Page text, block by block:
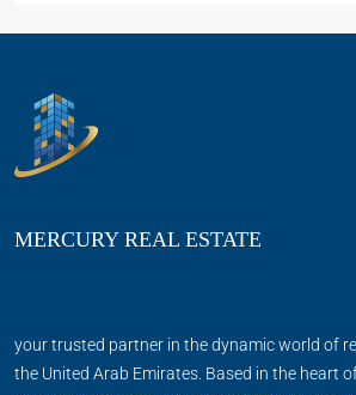
MERCURY REAL ESTATE
your trusted partner in the dynamic world of
the United Arab Emirates. Based in the heart